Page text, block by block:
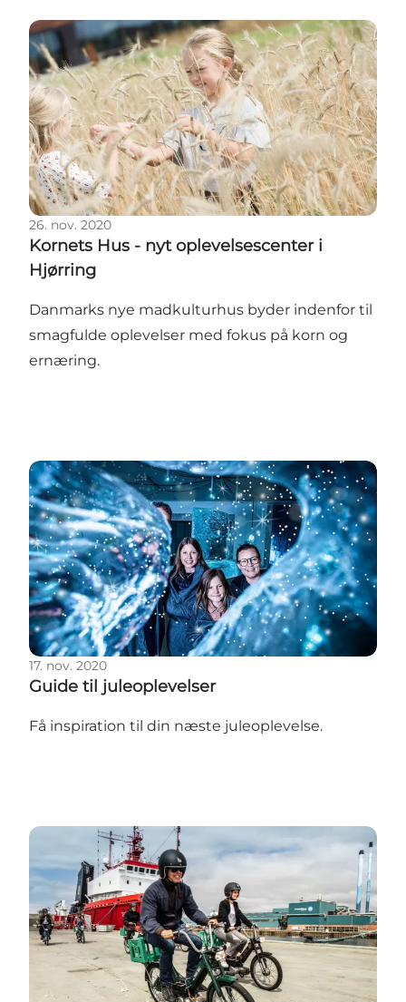
Kornets Hus - nyt oplevelsescenter i Hjørring
26. nov. 2020
Kornets Hus - nyt oplevelsescenter i
Hjørring
Danmarks nye madkulturhus byder indenfor til
smagfulde oplevelser med fokus på korn og
ernæring.
Guide til juleoplevelser
17. nov. 2020
Guide til juleoplevelser
Få inspiration til din næste juleoplevelse.
Puch Maxi ture hædret med oplevelsesprisen